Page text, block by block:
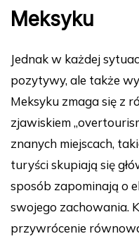
Meksyku
Jednak w każdej
pozytywy, ale także
Meksyku zmaga się z
zjawiskiem
znanych miejscach,
turyści skupiają się
sposób zapominają o
swojego zachowania.
przywrócenie